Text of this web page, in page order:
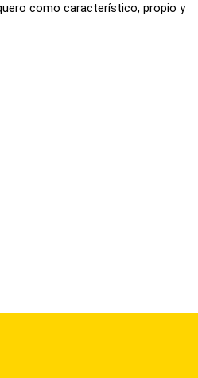
como característico, propio y